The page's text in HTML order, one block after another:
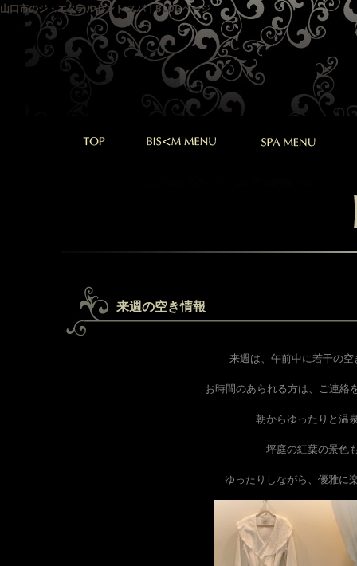
山口市のジ・エステルセント スパ｜BLOGページ
来週の空き情報
来週は、午前中に若干の
お時間のあられる方は、ご連絡
朝からゆったりと温
坪庭の紅葉の景色
ゆったりしながら、優雅に